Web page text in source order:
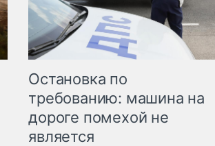
Остановка по
требованию: машина на
дороге помехой не
является